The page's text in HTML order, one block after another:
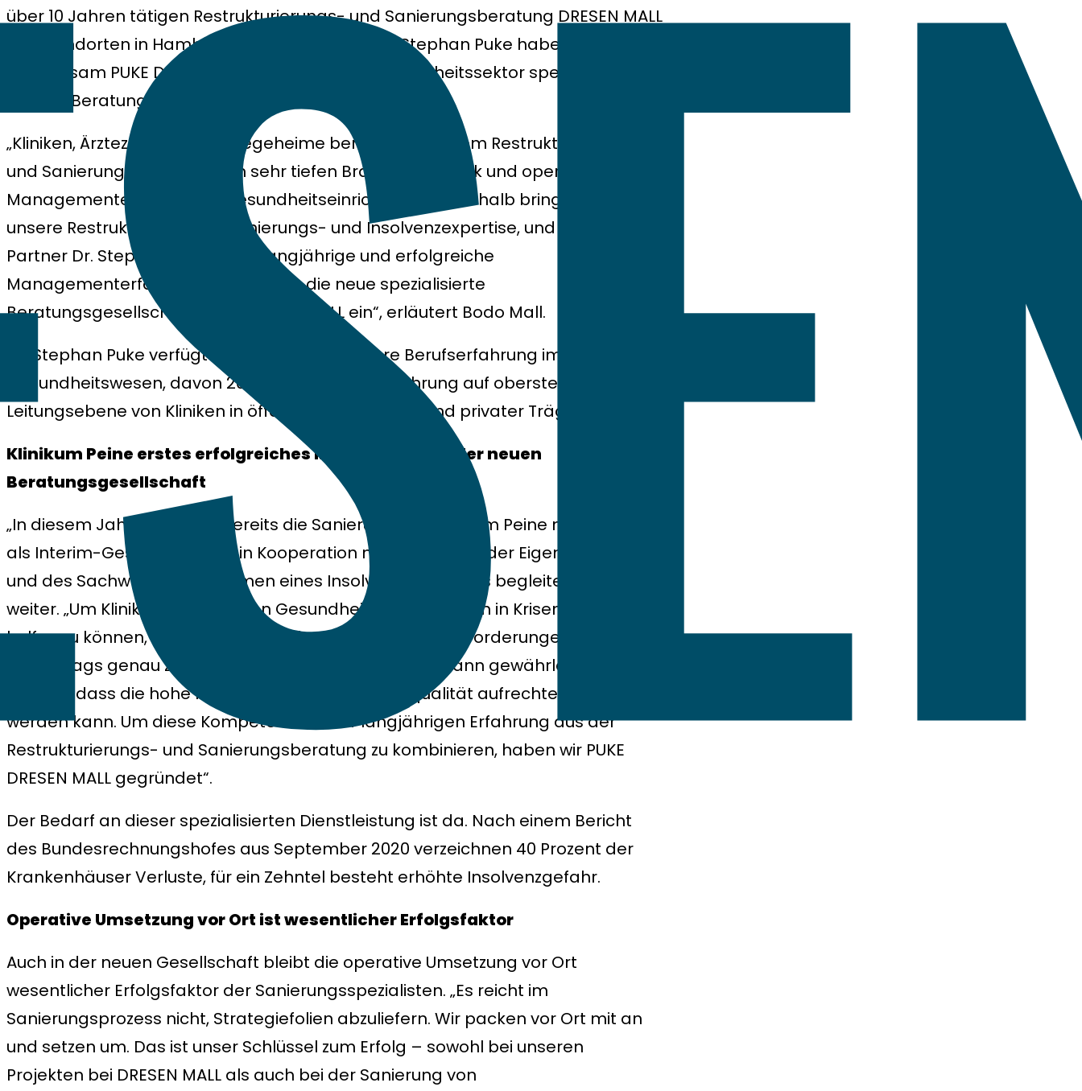
über 10 Jahren tätigen Restrukturierungs- und Sanierungsberatung DRESEN MALL
mit Standorten in Hamburg und Bremen und Dr. Stephan Puke haben
gemeinsam PUKE DRESEN MALL, eine auf den Gesundheitssektor spezialisierte,
weitere Beratungsgesellschaft formiert.
„Kliniken, Ärztezentren und Pflegeheime benötigen in einem Restrukturierungs-
und Sanierungsprozess einen sehr tiefen Brancheneinblick und operative
Managementerfahrung in Gesundheitseinrichtungen. Deshalb bringen wir
unsere Restrukturierungs-, Sanierungs- und Insolvenzexpertise, und unser
Partner Dr. Stephan Puke seine langjährige und erfolgreiche
Managementerfahrung in Kliniken in die neue spezialisierte
Beratungsgesellschaft PUKE DRESEN MALL ein“, erläutert Bodo Mall.
Dr. Stephan Puke verfügt über mehr als 30 Jahre Berufserfahrung im
Gesundheitswesen, davon 20 Jahre Führungserfahrung auf oberster
Leitungsebene von Kliniken in öffentlich-rechtlicher und privater Trägerschaft.
Klinikum Peine erstes erfolgreiches Referenzprojekt der neuen
Beratungsgesellschaft
„In diesem Jahr haben wir bereits die Sanierung des Klinikum Peine mit Dr. Puke
als Interim-Geschäftsführer in Kooperation mit dem Team der Eigenverwaltung
und des Sachwalters im Rahmen eines Insolvenzverfahrens begleitet“, so Mall
weiter. „Um Kliniken und anderen Gesundheitseinrichtungen in Krisensituationen
helfen zu können, ist es zwingend erforderlich, die Herausforderungen des
Klinikalltags genau zu kennen. Nur mit diesem Wissen kann gewährleistet
werden, dass die hohe medizinische Versorgungsqualität aufrechterhalten
werden kann. Um diese Kompetenz mit der langjährigen Erfahrung aus der
Restrukturierungs- und Sanierungsberatung zu kombinieren, haben wir PUKE
DRESEN MALL gegründet“.
Der Bedarf an dieser spezialisierten Dienstleistung ist da. Nach einem Bericht
des Bundesrechnungshofes aus September 2020 verzeichnen 40 Prozent der
Krankenhäuser Verluste, für ein Zehntel besteht erhöhte Insolvenzgefahr.
Operative Umsetzung vor Ort ist wesentlicher Erfolgsfaktor
Auch in der neuen Gesellschaft bleibt die operative Umsetzung vor Ort
wesentlicher Erfolgsfaktor der Sanierungsspezialisten. „Es reicht im
Sanierungsprozess nicht, Strategiefolien abzuliefern. Wir packen vor Ort mit an
und setzen um. Das ist unser Schlüssel zum Erfolg – sowohl bei unseren
Projekten bei DRESEN MALL als auch bei der Sanierung von